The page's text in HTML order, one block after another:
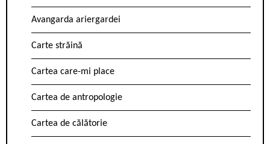
Avangarda ariergardei
Carte străină
Cartea care-mi place
Cartea de antropologie
Cartea de călătorie